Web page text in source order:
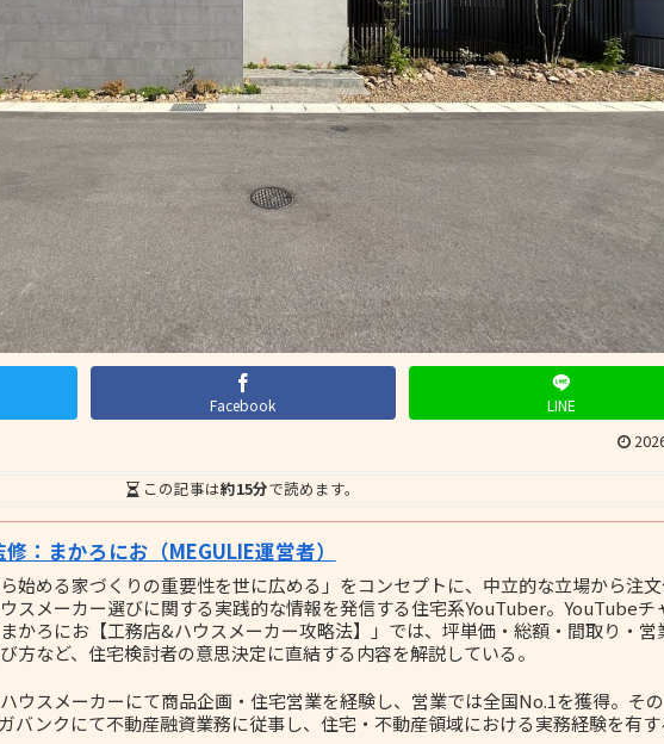
Facebook LINE
この記事は約15分で読めます。
：まかろにお（MEGULIE運営者）
ら始める家づくりの重要性を世に広める」をコンセプトに、中立的な立場から注
スメーカー選びに関する実践的な情報を発信する住宅系YouTuber。YouTubeチ
かろにお【工務店&ハウスメーカー攻略法】」では、坪単価・総額・間取り・営
方など、住宅検討者の意思決定に直結する内容を解説している。
ウスメーカーにて商品企画・住宅営業を経験し、営業では全国No.1を獲得。その
バンクにて不動産融資業務に従事し、住宅・不動産領域における実務経験を有す